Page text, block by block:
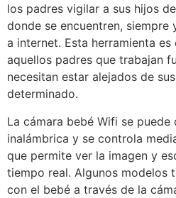
los padres vigilar a sus hijos
donde se encuentren, siempre
a internet. Esta herramienta
aquellos padres que trabajan
necesitan estar alejados de
determinado.
La cámara bebé Wifi se puede
inalámbrica y se controla
que permite ver la imagen y
tiempo real. Algunos modelos
con el bebé a través de la